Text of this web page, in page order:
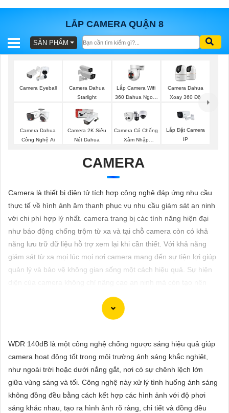
LẮP CAMERA QUẬN 8
BÁO
TRỌN
GÓI
SẢN
PHẨM
TƯ
VẤN
LẮP
ĐẶT
VỤ
SẢN PHẨM
Camera Eyeball
Camera Dahua
Starlight
Lắp Camera Wifi
360 Dahua Ngoài
Camera Dahua
Xoay 360 Độ
Camera Dahua
Công Nghệ Ai
Camera 2K Siêu
Nét Dahua
Camera Có Chống
Xâm Nhập
Lắp Đặt Camera
IP
CAMERA
Camera là thiết bị điện tử tích hợp công nghệ đáp ứng nhu cầu
thực tế về hình ảnh âm thanh phục vụ nhu cầu giám sát an ninh
với chi phí hợp lý nhất. camera trang bị các tính năng hiện đại
như báo động chống trộm từ xa và tại chỗ camera còn có khả
năng lưu trữ dữ liệu hỗ trợ xem lại khi cần thiết. Với khả năng
giám sát từ xa mọi lúc mọi nơi camera mang đến sự tiện lợi giúp
quản lý và bảo vệ không gian sống một cách hiệu quả. Sự hiện
một môi trường sống hiện đại và tiện nghi hơn.
Dạ chắc chắn, dưới đây là một số mẫu camera giá rẻ, thiết bị an
ninh chính hãng có hình ảnh chất lượng sắc nét mà bạn có thể
Camera IP Wifi Yoosee 3 Râu: Camera IP không dây, hỗ trợ
WDR 140dB là một công nghệ chống ngược sáng hiệu quả giúp
camera hoạt động tốt trong môi trường ánh sáng khắc nghiệt,
như ngoài trời hoặc dưới nắng gắt, nơi có sự chênh lệch lớn
giữa vùng sáng và tối. Công nghệ này xử lý tình huống ánh sáng
không đồng đều bằng cách kết hợp các hình ảnh với độ phơi
sáng khác nhau, tạo ra hình ảnh rõ ràng, chi tiết và đồng đều